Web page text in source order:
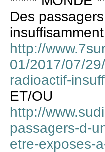
Des
http://
01/2017/07/
radioactif-
ET/OU
http://
passagers-d-
etre-exposes-